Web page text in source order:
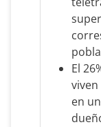
El
viven
en